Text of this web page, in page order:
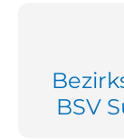
BSV